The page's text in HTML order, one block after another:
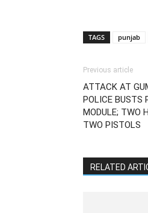
TAGS punjab
Previous article
ATTACK AT
POLICE BUSTS
MODULE; TWO
TWO PISTOLS
RELATED